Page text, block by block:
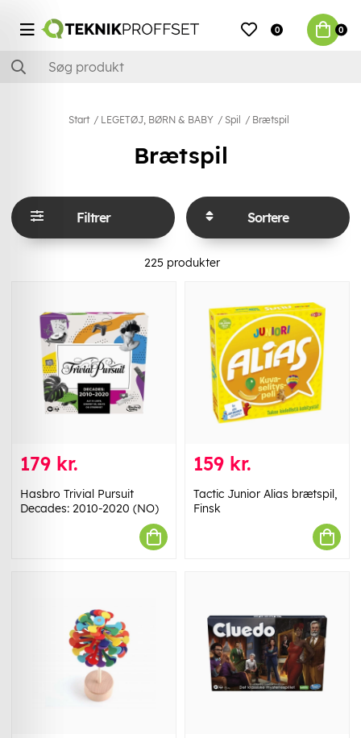
0 0
Start LEGETØJ, BØRN & BABY Spil Brætspil
Brætspil
Filtrer Sortere
225 produkter
179 kr.
Hasbro Trivial Pursuit
Decades: 2010-2020 (NO)
159 kr.
Tactic Junior Alias brætspil,
Finsk